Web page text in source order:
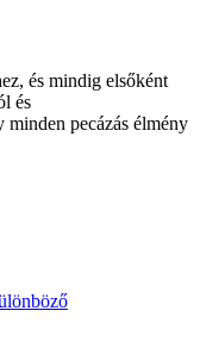
és mindig elsőként
és
pecázás élmény